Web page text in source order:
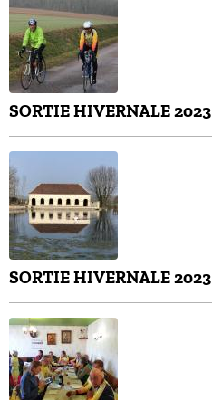
SORTIE HIVERNALE 2023
SORTIE HIVERNALE 2023